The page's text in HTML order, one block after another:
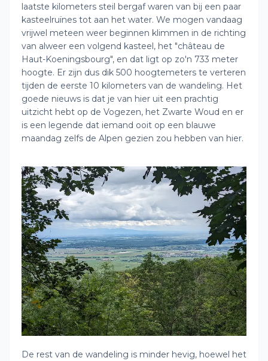
laatste kilometers steil bergaf waren van bij een paar
kasteelruïnes tot aan het water. We mogen vandaag
vrijwel meteen weer beginnen klimmen in de richting
van alweer een volgend kasteel, het "château de
Haut-Koeningsbourg", en dat ligt op zo'n 733 meter
hoogte. Er zijn dus dik 500 hoogtemeters te verteren
tijden de eerste 10 kilometers van de wandeling. Het
goede nieuws is dat je van hier uit een prachtig
uitzicht hebt op de Vogezen, het Zwarte Woud en er
is een legende dat iemand ooit op een blauwe
maandag zelfs de Alpen gezien zou hebben van hier.
De rest van de wandeling is minder hevig, hoewel het